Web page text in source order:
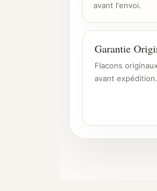
avant l'envoi.
Garantie
Flacons
avant expédition.